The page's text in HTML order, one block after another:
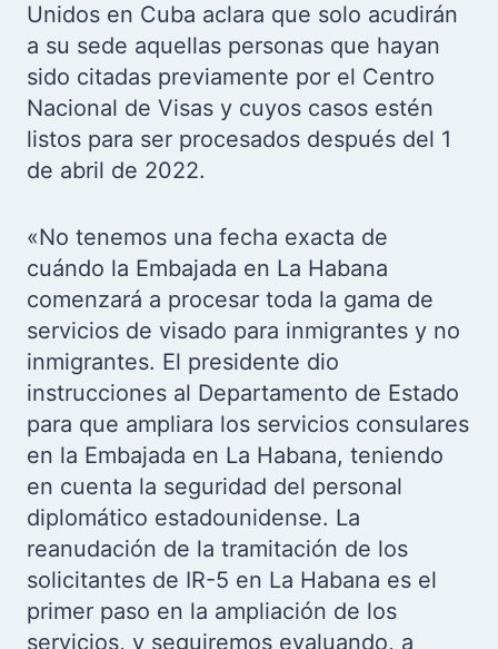
Unidos en Cuba aclara que solo acudirán
a su sede aquellas personas que hayan
sido citadas previamente por el Centro
Nacional de Visas y cuyos casos estén
listos para ser procesados después del 1
de abril de 2022.
«No tenemos una fecha exacta de
cuándo la Embajada en La Habana
comenzará a procesar toda la gama de
servicios de visado para inmigrantes y no
inmigrantes. El presidente dio
instrucciones al Departamento de Estado
para que ampliara los servicios consulares
en la Embajada en La Habana, teniendo
en cuenta la seguridad del personal
diplomático estadounidense. La
reanudación de la tramitación de los
solicitantes de IR-5 en La Habana es el
primer paso en la ampliación de los
servicios, y seguiremos evaluando, a